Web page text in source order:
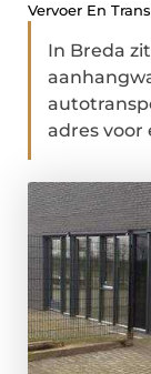
Vervoer En
In Breda
adres voor